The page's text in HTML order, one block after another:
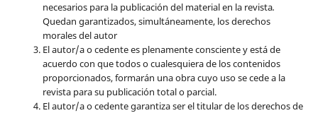
necesarios para la publicación del material en la revista.
Quedan garantizados, simultáneamente, los derechos
morales del autor
El autor/a o cedente es plenamente consciente y está de
acuerdo con que todos o cualesquiera de los contenidos
proporcionados, formarán una obra cuyo uso se cede a la
revista para su publicación total o parcial.
El autor/a o cedente garantiza ser el titular de los derechos de